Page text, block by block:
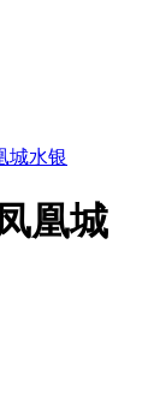
城水银
凰城